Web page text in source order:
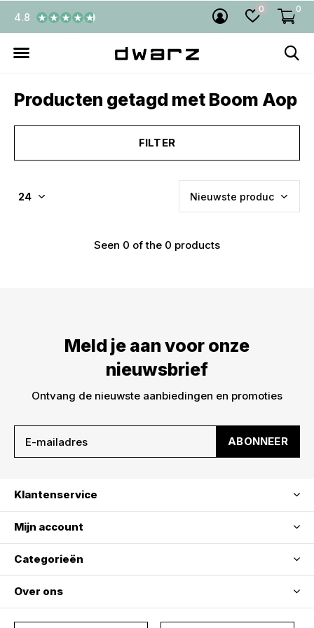
meteen €5,- korting op je bestelling. We sturen je
alleen leuke dingen -> nieuwe drops, acties en
inspiratie. De kortingscode is niet geldig op sale!
0 0
4.8
Producten getagd met Boom Aop
FILTER
Seen 0 of the 0 products
Meld je aan voor onze
nieuwsbrief
Ontvang de nieuwste aanbiedingen en promoties
ABONNEER
Klantenservice
Mijn account
Categorieën
Over ons